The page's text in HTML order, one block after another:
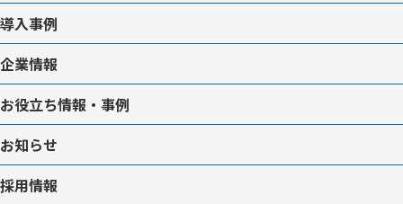
導入事例
企業情報
お役立ち情報・事例
お知らせ
採用情報